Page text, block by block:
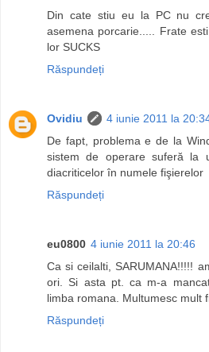
Din cate stiu eu la PC nu
asemena porcarie..... Frate
lor SUCKS
Răspundeți
Ovidiu
4 iunie 2011 la
De fapt, problema e de la
sistem de operare suferă la
diacriticelor în numele fişierelor
Răspundeți
eu0800 4 iunie 2011 la 20:46
Ca si ceilalti, SARUMANA!!!!!
ori. Si asta pt. ca m-a
limba romana. Multumesc mult
Răspundeți